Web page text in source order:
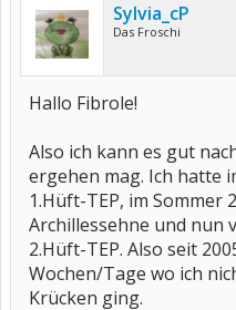
Sylvia_cP
Das Froschi
Hallo Fibrole!
Also ich kann es gut
ergehen mag. Ich hatte
1.Hüft-TEP, im Sommer
Archillessehne und nun
2.Hüft-TEP. Also seit
Wochen/Tage wo ich
Krücken ging.